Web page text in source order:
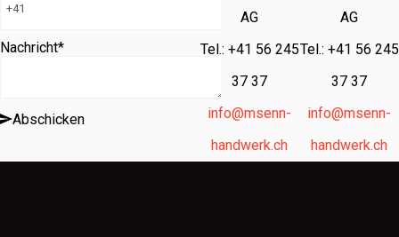
Nachricht*
Abschicken
AG
Tel.: +41 56 245
37 37
info@msenn-
handwerk.ch
AG
Tel.: +41 56 245
37 37
info@msenn-
handwerk.ch